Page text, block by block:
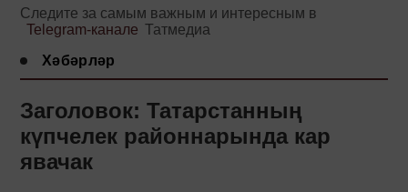
Следите за самым важным и интересным в
Telegram-канале Татмедиа
Хәбәрләр
Заголовок: Татарстанның
күпчелек районнарында кар
явачак